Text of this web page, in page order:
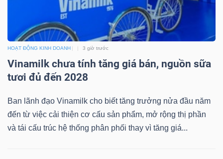
HOẠT ĐỘNG KINH DOANH 3 giờ trước
Vinamilk chưa tính tăng giá bán, nguồn sữa
tươi đủ đến 2028
Ban lãnh đạo Vinamilk cho biết tăng trưởng nửa đầu năm
đến từ việc cải thiện cơ cấu sản phẩm, mở rộng thị phần
và tái cấu trúc hệ thống phân phối thay vì tăng giá...